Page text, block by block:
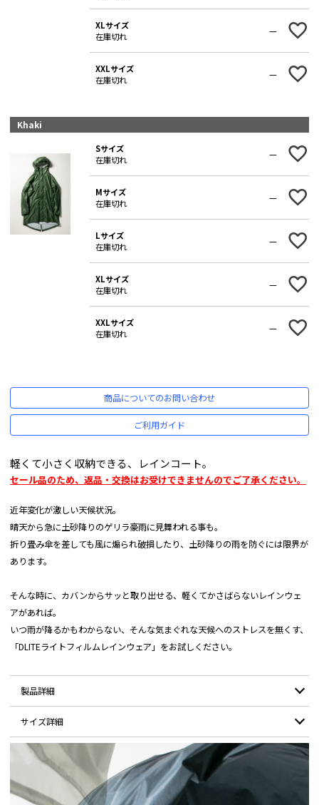
XLサイズ
在庫切れ
—
XXLサイズ
在庫切れ
—
Khaki
Sサイズ
在庫切れ
—
Mサイズ
在庫切れ
—
Lサイズ
在庫切れ
—
XLサイズ
在庫切れ
—
XXLサイズ
在庫切れ
—
商品についてのお問い合わせ
ご利用ガイド
軽くて小さく収納できる、レインコート。
セール品のため、返品・交換はお受けできませんのでご了承ください。
近年変化が激しい天候状況。
晴天から急に土砂降りのゲリラ豪雨に見舞われる事も。
折り畳み傘を差しても風に煽られ破損したり、土砂降りの雨を防ぐには限界が
あります。
そんな時に、カバンからサッと取り出せる、軽くてかさばらないレインウェ
アがあれば。
いつ雨が降るかもわからない、そんな気まぐれな天候へのストレスを無くす、
「DLITEライトフィルムレインウェア」をお試しください。
製品詳細
重量 (Mサイズ)： 約375g
耐水圧： 10,000mm/H2O
サイズ詳細
サイズ M L XL
前着丈 73 75 77 79